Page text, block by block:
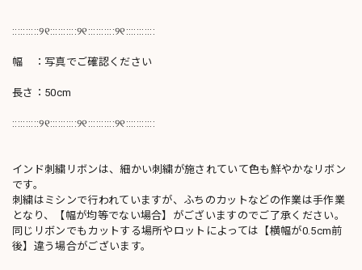
::::::::::୨୧::::::::::୨୧::::::::::୨୧:::::::::::
幅 ：写真でご確認ください
長さ：50cm
::::::::::୨୧::::::::::୨୧::::::::::୨୧:::::::::::
インド刺繍リボンは、細かい刺繍が施されていて色も鮮やかなリボン
です。
刺繍はミシンで行われていますが、ふちのカットなどの作業は手作業
となり、【幅が均等でない場合】がございますのでご了承ください。
同じリボンでもカットする場所やロットによっては【横幅が0.5cm前
後】違う場合がございます。